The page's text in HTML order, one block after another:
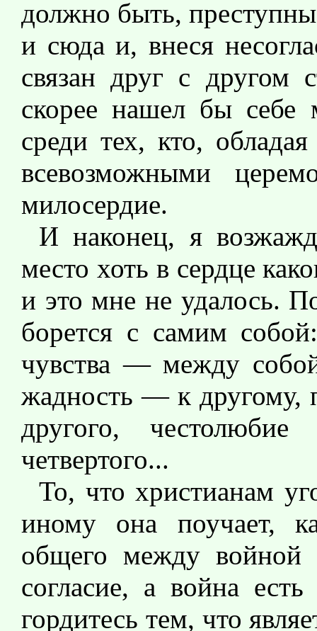
должно быть,
и сюда и, внеся
связан друг с
скорее нашел бы себе
среди тех, кто,
всевозможными
милосердие.
И наконец, я
место хоть в сердце
и это мне не удалось.
борется с самим
чувства — между
жадность — к другому,
другого,
четвертого...
То, что христианам
иному она поучает,
общего между войной
согласие, а война
гордитесь тем, что